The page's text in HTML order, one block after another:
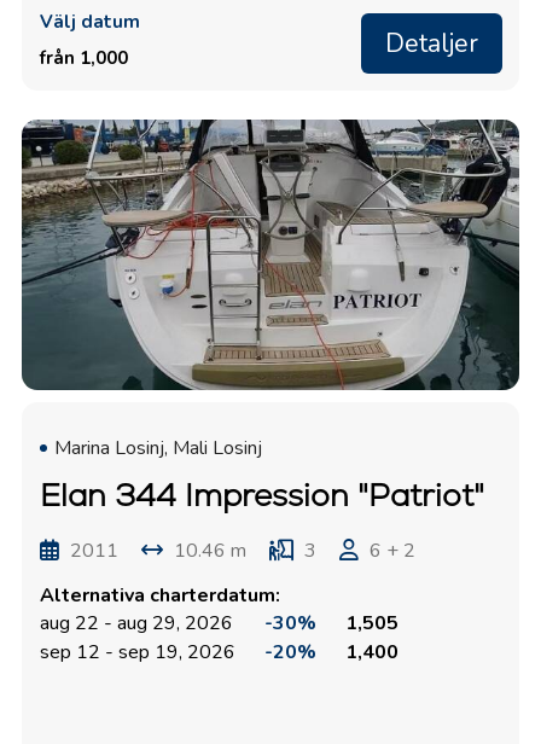
Välj datum
från 1,000
Detaljer
Marina Losinj, Mali Losinj
Elan 344 Impression "Patriot"
2011 10.46 m 3
6 + 2
Alternativa charterdatum:
aug 22 - aug 29, 2026
-30%
1,505
sep 12 - sep 19, 2026
-20% 1,400